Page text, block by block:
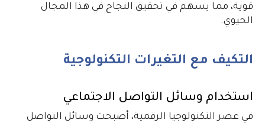
قوية، مما يسهم في تحقيق النجاح في هذا المجال
الحيوي.
التكيف مع التغيرات التكنولوجية
استخدام وسائل التواصل الاجتماعي
في عصر التكنولوجيا الرقمية، أصبحت وسائل التواصل